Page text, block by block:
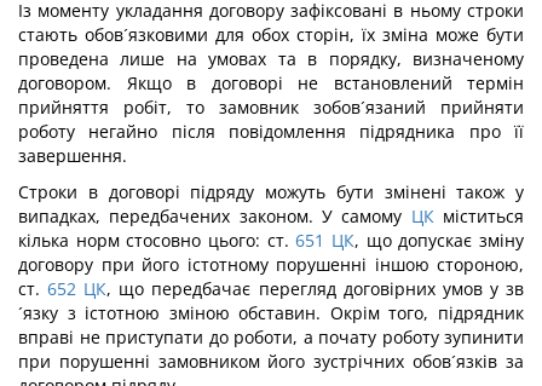
Із моменту укладання договору зафіксовані в ньому строки
стають обов´язковими для обох сторін, їх зміна може бути
проведена лише на умовах та в порядку, визначеному
договором. Якщо в договорі не встановлений термін
прийняття робіт, то замовник зобов´язаний прийняти
роботу негайно після повідомлення підрядника про її
завершення.
Строки в договорі підряду можуть бути змінені також у
випадках, передбачених законом. У самому ЦКміститься
кілька норм стосовно цього: ст. 651 ЦК, що допускає зміну
договору при його істотному порушенні іншою стороною,
ст. 652 ЦК, що передбачає перегляд договірних умов у зв
´язку з істотною зміною обставин. Окрім того, підрядник
вправі не приступати до роботи, а почату роботу зупинити
при порушенні замовником його зустрічних обов´язків за